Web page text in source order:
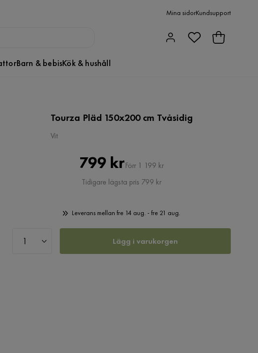
Mina sidorKundsupport
Barn & bebisKök & hushåll
Tourza Pläd 150x200 cm Tvåsidig
Vit
Pris
799 krOriginal
Pris
Förr 1 199 kr
Tidigare lägsta pris 799 kr
Leverans mellan fre 14 aug. - fre 21 aug.
Lägg i varukorgen